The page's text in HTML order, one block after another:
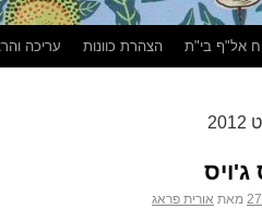
אל"ף בי"ת הצהרת כוונות עריכה
ג'ויס
מאת אורית פראג